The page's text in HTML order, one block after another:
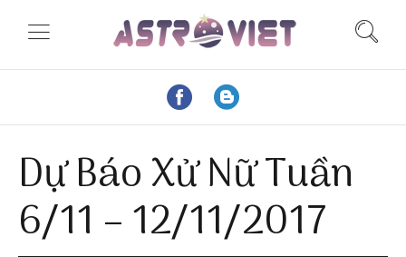
Dự Báo Xử Nữ Tuần
6/11 – 12/11/2017